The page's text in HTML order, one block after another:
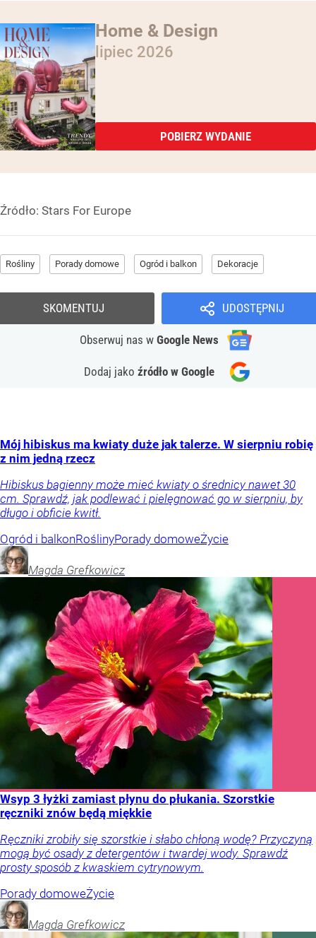
Home & Design
lipiec 2026
POBIERZ WYDANIE
Źródło: Stars For Europe
Rośliny Porady domowe Ogród i balkon Dekoracje
UDOSTĘPNIJ
Obserwuj nas w Google News
Dodaj jako źródło w Google
SKOMENTUJ
Mój hibiskus ma kwiaty duże jak talerze. W sierpniu robię
z nim jedną rzecz
Hibiskus bagienny może mieć kwiaty o średnicy nawet 30
cm. Sprawdź, jak podlewać i pielęgnować go w sierpniu, by
długo i obficie kwitł.
Ogród i balkonRoślinyPorady domoweŻycie
Magda Grefkowicz
Wsyp 3 łyżki zamiast płynu do płukania. Szorstkie
ręczniki znów będą miękkie
Ręczniki zrobiły się szorstkie i słabo chłoną wodę? Przyczyną
mogą być osady z detergentów i twardej wody. Sprawdź
prosty sposób z kwaskiem cytrynowym.
Porady domoweŻycie
Magda Grefkowicz